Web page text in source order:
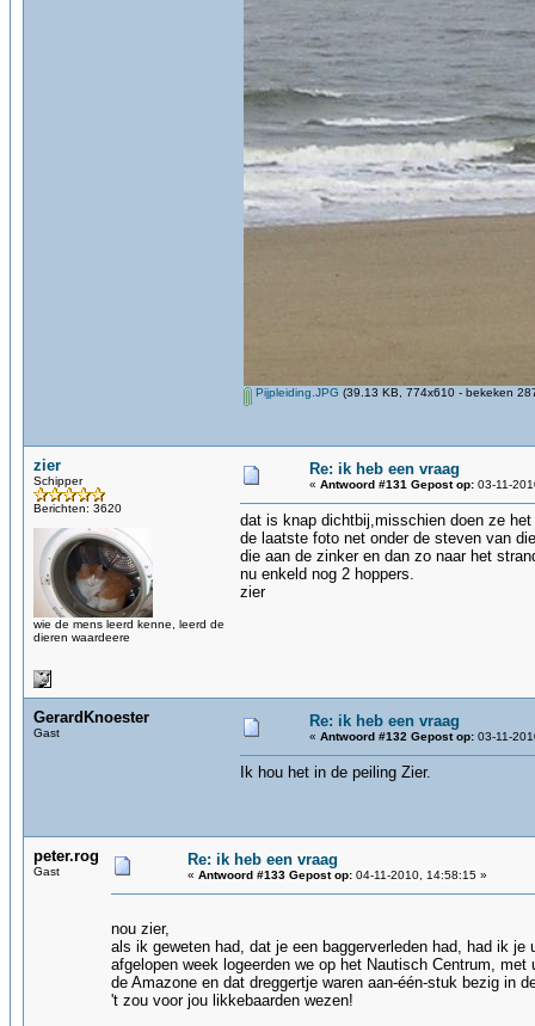
Pijpleiding.JPG (39.13 KB, 774x610 - bekeken
zier
Schipper
Berichten: 3620
wie de mens leerd kenne, leerd de
dieren waardeere
Re: ik heb een vraag
« Antwoord #131 Gepost op: 03-11-
dat is knap dichtbij,misschien doen ze
de laatste foto net onder de steven van
die aan de zinker en dan zo naar het
nu enkeld nog 2 hoppers.
zier
GerardKnoester
Gast
Re: ik heb een vraag
« Antwoord #132 Gepost op: 03-11-
Ik hou het in de peiling Zier.
peter.rog
Gast
Re: ik heb een vraag
« Antwoord #133 Gepost op: 04-11-2010, 14:58:15 »
nou zier,
als ik geweten had, dat je een baggerverleden had, had ik je
afgelopen week logeerden we op het Nautisch Centrum,
de Amazone en dat dreggertje waren aan-één-stuk bezig in
't zou voor jou likkebaarden wezen!